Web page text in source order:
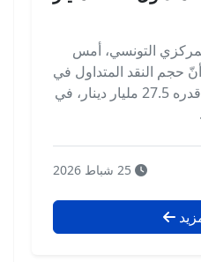
التونسي، أمس
24 فيفري 2026، أنّ حجم النقد المتداول في
تونس بلغ مستوى قياسيًا قدره 27.5 مليار دينار، في